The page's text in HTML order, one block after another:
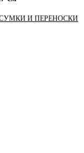
И ПЕРЕНОСКИ